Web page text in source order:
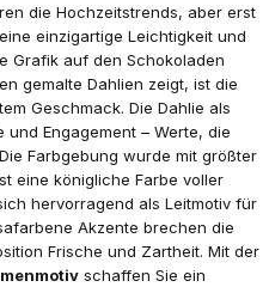
die Hochzeitstrends, aber erst
einzigartige Leichtigkeit und
Grafik auf den Schokoladen
gemalte Dahlien zeigt, ist die
Geschmack. Die Dahlie als
und Engagement – Werte, die
Farbgebung wurde mit größter
eine königliche Farbe voller
hervorragend als Leitmotiv für
Akzente brechen die
Frische und Zartheit. Mit der
schaffen Sie ein